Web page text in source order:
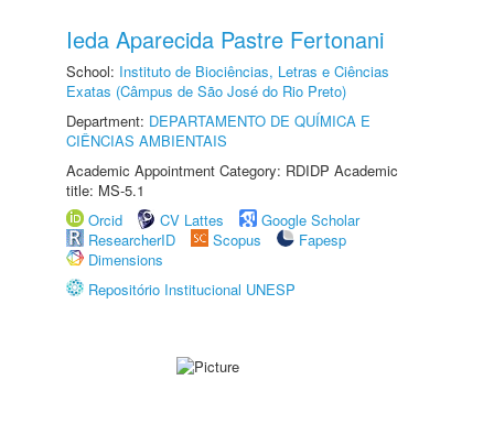
Ieda Aparecida Pastre Fertonani
School: Instituto de Biociências, Letras e Ciências
Exatas (Câmpus de São José do Rio Preto)
Department: DEPARTAMENTO DE QUÍMICA E
CIÊNCIAS AMBIENTAIS
Academic Appointment Category: RDIDP Academic
title: MS-5.1
Orcid
CV Lattes
Google Scholar
ResearcherID
Scopus
Fapesp
Dimensions
Repositório Institucional UNESP